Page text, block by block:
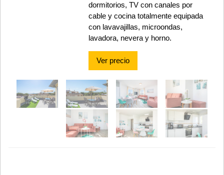
dormitorios, TV con canales por
cable y cocina totalmente equipada
con lavavajillas, microondas,
lavadora, nevera y horno.
Ver precio